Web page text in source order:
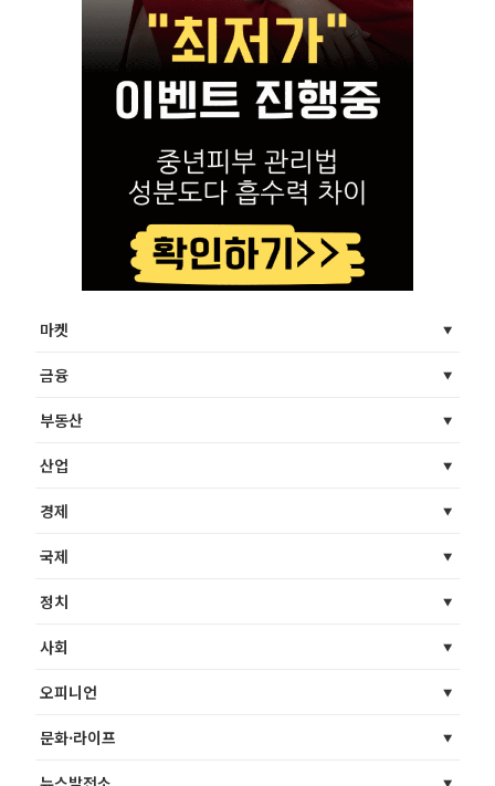
마켓
금융
부동산
산업
경제
국제
정치
사회
오피니언
문화·라이프